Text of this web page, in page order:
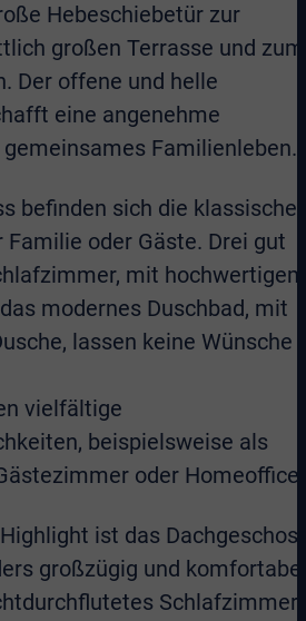
Hebeschiebetür zur
großen Terrasse und zum
Der offene und helle
eine angenehme
Familienleben.
befinden sich die
oder Gäste. Drei gut
mit hochwertigem
modernes Duschbad, mit
lassen keine Wünsche
vielfältige
beispielsweise als
oder Homeoffice.
ist das
großzügig und komfortabel
Schlafzimmer